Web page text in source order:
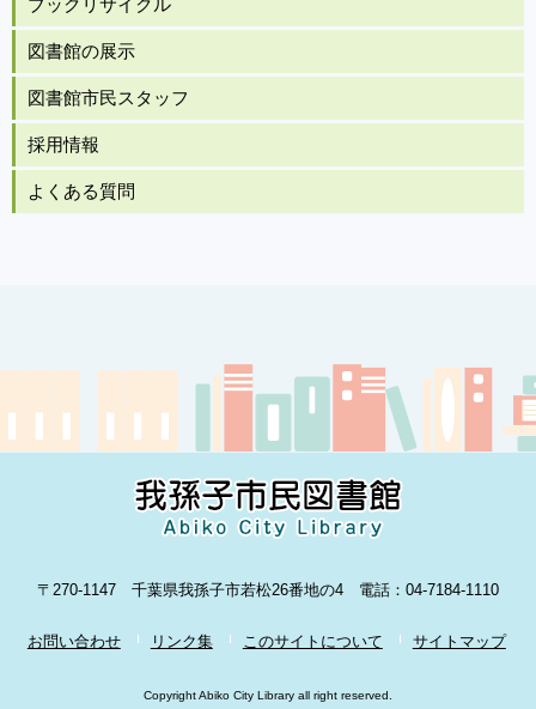
ブックリサイクル
図書館の展示
図書館市民スタッフ
採用情報
よくある質問
〒270-1147 千葉県我孫子市若松26番地の4 電話：04-7184-1110
お問い合わせ リンク集 このサイトについて サイトマップ
Copyright Abiko City Library all right reserved.